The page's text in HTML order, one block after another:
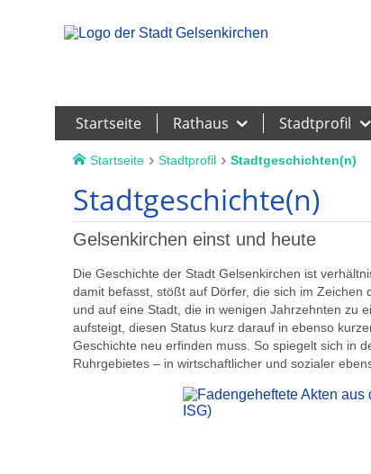
Startseite Rathaus Stadtprofil
Startseite Stadtprofil Stadtgeschichten(n)
Stadtgeschichte(n)
Gelsenkirchen einst und heute
Die Geschichte der Stadt Gelsenkirchen ist
damit befasst, stößt auf Dörfer, die sich im Zeichen
und auf eine Stadt, die in wenigen Jahrzehnten zu
aufsteigt, diesen Status kurz darauf in ebenso
Geschichte neu erfinden muss. So spiegelt sich in
Ruhrgebietes – in wirtschaftlicher und sozialer